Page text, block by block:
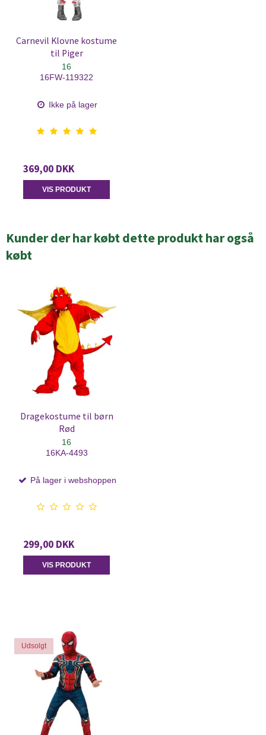
Carnevil Klovne kostume
til Piger
16
16FW-119322
Ikke på lager
369,00 DKK
VIS PRODUKT
Kunder der har købt dette produkt har også
købt
Dragekostume til børn
Rød
16
16KA-4493
På lager i webshoppen
299,00 DKK
VIS PRODUKT
Udsolgt